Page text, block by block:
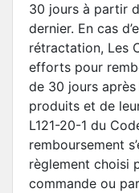
30 jours à partir
dernier. En cas
rétractation, Les
efforts pour
de 30 jours
produits et de
L121-20-1 du
remboursement
règlement choisi
commande ou